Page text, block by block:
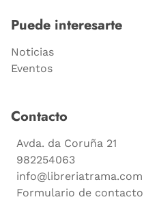
Puede interesarte
Noticias
Eventos
Contacto
Avda. da Coruña 21
982254063
info@libreriatrama.com
Formulario de contacto